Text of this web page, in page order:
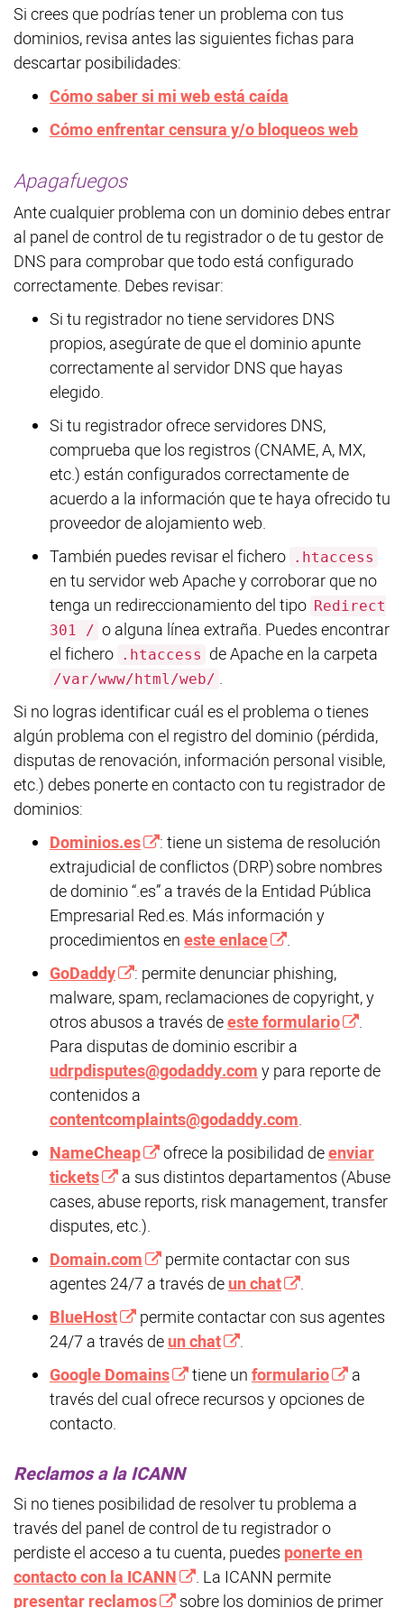
Si crees que podrías tener un problema con tus
dominios, revisa antes las siguientes fichas para
descartar posibilidades:
Cómo saber si mi web está caída
Cómo enfrentar censura y/o bloqueos web
Apagafuegos
Ante cualquier problema con un dominio debes entrar
al panel de control de tu registrador o de tu gestor de
DNS para comprobar que todo está configurado
correctamente. Debes revisar:
Si tu registrador no tiene servidores DNS
propios, asegúrate de que el dominio apunte
correctamente al servidor DNS que hayas
elegido.
Si tu registrador ofrece servidores DNS,
comprueba que los registros (CNAME, A, MX,
etc.) están configurados correctamente de
acuerdo a la información que te haya ofrecido tu
proveedor de alojamiento web.
También puedes revisar el fichero .htaccess
en tu servidor web Apache y corroborar que no
tenga un redireccionamiento del tipo Redirect
301 / o alguna línea extraña. Puedes encontrar
el fichero .htaccess de Apache en la carpeta
/var/www/html/web/ .
Si no logras identificar cuál es el problema o tienes
algún problema con el registro del dominio (pérdida,
disputas de renovación, información personal visible,
etc.) debes ponerte en contacto con tu registrador de
dominios:
Dominios.es
: tiene un sistema de resolución
extrajudicial de conflictos (DRP) sobre nombres
de dominio “.es” a través de la Entidad Pública
Empresarial Red.es. Más información y
procedimientos eneste enlace
.
GoDaddy
: permite denunciar phishing,
malware, spam, reclamaciones de copyright, y
otros abusos a través deeste formulario
.
Para disputas de dominio escribir a
udrpdisputes@godaddy.comy para reporte de
contenidos a
contentcomplaints@godaddy.com.
NameCheap
ofrece la posibilidad deenviar
tickets
a sus distintos departamentos (Abuse
cases, abuse reports, risk management, transfer
disputes, etc.).
Domain.com
permite contactar con sus
agentes 24/7 a través deun chat
.
BlueHost
permite contactar con sus agentes
24/7 a través deun chat
.
Google Domains
tiene unformulario
a
través del cual ofrece recursos y opciones de
contacto.
Reclamos a la ICANN
Si no tienes posibilidad de resolver tu problema a
través del panel de control de tu registrador o
perdiste el acceso a tu cuenta, puedes ponerte en
contacto con la ICANN
. La ICANN permite
presentar reclamos
sobre los dominios de primer